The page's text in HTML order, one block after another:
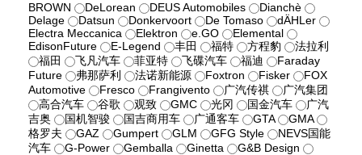
BROWN
DeLorean DEUS Automobiles
Dianchè
Delage
Datsun Donkervoort De Tomaso
dÄHLer
Electra Meccanica
Elektron e.GO
Elemental
EdisonFuture
E-Legend 丰田 福特 方程豹
法拉利
福田
飞凡汽车 菲亚特 飞碟汽车 福迪
Faraday
Future
弗那萨利 法诺新能源 Foxtron Fisker
FOX
Automotive
Fresco Frangivento 广汽传祺
广汽集团
高合汽车
谷歌 观致 GMC 光冈 国金汽车
广汽
吉奥
国机智骏 国吉商用车 广通客车 GTA
GMA
格罗夫
GAZ Gumpert GLM GFG Style
NEVS国能
汽车
G-Power Gemballa Ginetta
G&B Design